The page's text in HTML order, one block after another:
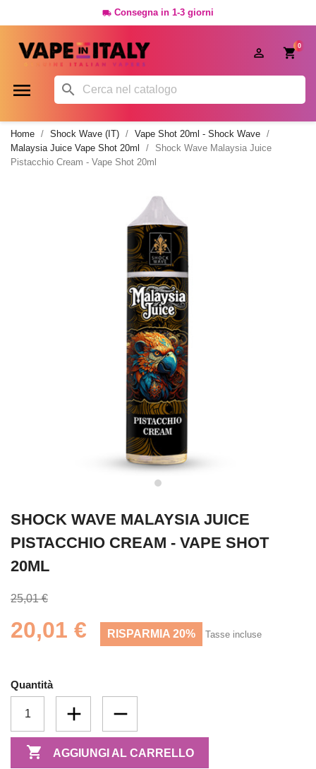
 Consegna in 1-3 giorni
0

 
Home Shock Wave (IT)
Vape Shot 20ml - Shock Wave
Malaysia Juice Vape Shot 20ml
Shock Wave Malaysia Juice
Pistacchio Cream - Vape Shot 20ml
SHOCK WAVE MALAYSIA JUICE
PISTACCHIO CREAM - VAPE SHOT
20ML
25,01 €
20,01 € RISPARMIA 20% Tasse incluse
Quantità
 AGGIUNGI AL CARRELLO